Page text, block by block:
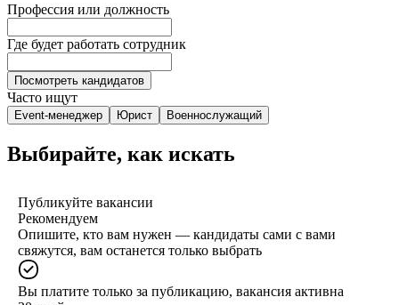
Профессия или должность
Где будет работать сотрудник
Посмотреть кандидатов
Часто ищут
Event-менеджер Юрист Военнослужащий
Выбирайте, как искать
Публикуйте вакансии
Рекомендуем
Опишите, кто вам нужен — кандидаты сами с вами
свяжутся, вам останется только выбрать
Вы платите только за публикацию, вакансия активна